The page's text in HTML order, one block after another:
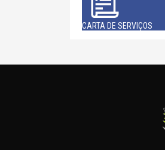
CARTA DE SERVIÇOS